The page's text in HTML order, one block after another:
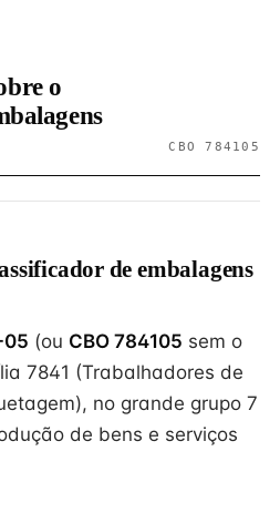
o
CBO 784105
de embalagens
05 (ou CBO 784105 sem o
7841 (Trabalhadores de
no grande grupo 7
de bens e serviços